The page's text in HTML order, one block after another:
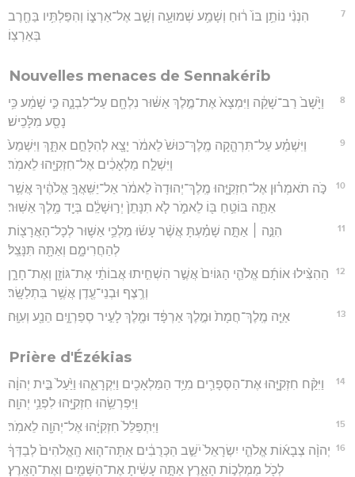
7
הִנְנִ֨י נוֹתֵ֥ן בּוֹ֙ ר֔וּחַ וְשָׁמַ֥ע שְׁמוּעָ֖ה וְשָׁ֣ב אֶל־אַרְצ֑וֹ וְהִפַּלְתִּ֥יו בַּחֶ֖רֶב
בְּאַרְצֽוֹ׃
Nouvelles menaces de Sennakérib
8
וַיָּ֙שָׁב֙ רַב־שָׁקֵ֔ה וַיִּמְצָא֙ אֶת־מֶ֣לֶךְ אַשּׁ֔וּר נִלְחָ֖ם עַל־לִבְנָ֑ה כִּ֣י שָׁמַ֔ע כִּ֥י
נָסַ֖ע מִלָּכִֽישׁ׃
9
וַיִּשְׁמַ֗ע עַל־תִּרְהָ֤קָה מֶֽלֶךְ־כּוּשׁ֙ לֵאמֹ֔ר יָצָ֖א לְהִלָּחֵ֣ם אִתָּ֑ךְ וַיִּשְׁמַע֙
וַיִּשְׁלַ֣ח מַלְאָכִ֔ים אֶל־חִזְקִיָּ֖הוּ לֵאמֹֽר׃
10
כֹּ֣ה תֹאמְר֗וּן אֶל־חִזְקִיָּ֤הוּ מֶֽלֶךְ־יְהוּדָה֙ לֵאמֹ֔ר אַל־יַשִּֽׁאֲךָ֣ אֱלֹהֶ֔יךָ אֲשֶׁ֥ר
אַתָּ֛ה בּוֹטֵ֥חַ בּ֖וֹ לֵאמֹ֑ר לֹ֤א תִנָּתֵן֙ יְר֣וּשָׁלִַ֔ם בְּיַ֖ד מֶ֥לֶךְ אַשּֽׁוּר׃
11
הִנֵּ֣ה ׀ אַתָּ֣ה שָׁמַ֗עְתָּ אֲשֶׁ֨ר עָשׂ֜וּ מַלְכֵ֥י אַשּׁ֛וּר לְכָל־הָאֲרָצ֖וֹת
לְהַחֲרִימָ֑ם וְאַתָּ֖ה תִּנָּצֵֽל׃
12
הַהִצִּ֨ילוּ אוֹתָ֜ם אֱלֹהֵ֤י הַגּוֹיִם֙ אֲשֶׁ֣ר הִשְׁחִ֣יתוּ אֲבוֹתַ֔י אֶת־גּוֹזָ֖ן וְאֶת־חָרָ֑ן
וְרֶ֥צֶף וּבְנֵי־עֶ֖דֶן אֲשֶׁ֥ר בִּתְלַשָּֽׂר׃
13 אַיֵּ֤ה מֶֽלֶךְ־חֲמָת֙ וּמֶ֣לֶךְ אַרְפָּ֔ד וּמֶ֖לֶךְ לָעִ֣יר סְפַרְוָ֑יִם הֵנַ֖ע וְעִוָּֽה׃
Prière d'Ézékias
14
וַיִּקַּ֨ח חִזְקִיָּ֧הוּ אֶת־הַסְּפָרִ֛ים מִיַּ֥ד הַמַּלְאָכִ֖ים וַיִּקְרָאֵ֑הוּ וַיַּ֙עַל֙ בֵּ֣ית יְהוָ֔ה
וַיִּפְרְשֵׂ֥הוּ חִזְקִיָּ֖הוּ לִפְנֵ֥י יְהוָֽה׃
15 וַיִּתְפַּלֵּל֙ חִזְקִיָּ֔הוּ אֶל־יְהוָ֖ה לֵאמֹֽר׃
16
יְהוָ֨ה צְבָא֜וֹת אֱלֹהֵ֤י יִשְׂרָאֵל֙ יֹשֵׁ֣ב הַכְּרֻבִ֔ים אַתָּה־ה֤וּא הָֽאֱלֹהִים֙ לְבַדְּךָ֔
לְכֹ֖ל מַמְלְכ֣וֹת הָאָ֑רֶץ אַתָּ֣ה עָשִׂ֔יתָ אֶת־הַשָּׁמַ֖יִם וְאֶת־הָאָֽרֶץ׃